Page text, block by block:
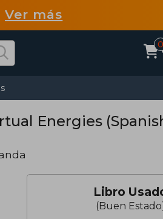
Ver más
0
Energies
Libro
(Buen